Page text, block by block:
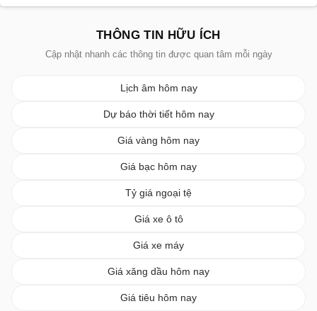
THÔNG TIN HỮU ÍCH
Cập nhật nhanh các thông tin được quan tâm mỗi ngày
Lịch âm hôm nay
Dự báo thời tiết hôm nay
Giá vàng hôm nay
Giá bạc hôm nay
Tỷ giá ngoại tệ
Giá xe ô tô
Giá xe máy
Giá xăng dầu hôm nay
Giá tiêu hôm nay